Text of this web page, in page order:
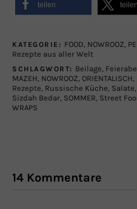
teilen teilen
KATEGORIE: FOOD, NOWROOZ,
Rezepte aus aller Welt
SCHLAGWORT: Beilage,
MAZEH, NOWROOZ, ORIENTALISCH,
Rezepte, Russische Küche, Salate,
Sizdah Bedar, SOMMER, Street
WRAPS
14 Kommentare